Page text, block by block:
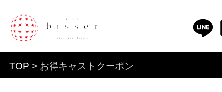
TOP > お得キャストクーポン